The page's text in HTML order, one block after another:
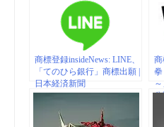
（METI/経済産業省）
商標登録insideNews: LINE、
「てのひら銀行」商標出願 |
日本経済新聞
商